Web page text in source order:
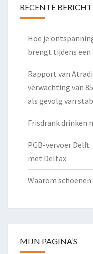
RECENTE
Hoe je
brengt tijdens
Rapport van
verwachting van
als gevolg van
Frisdrank drinken
PGB-vervoer
met Deltax
Waarom
MIJN PAGINA’S